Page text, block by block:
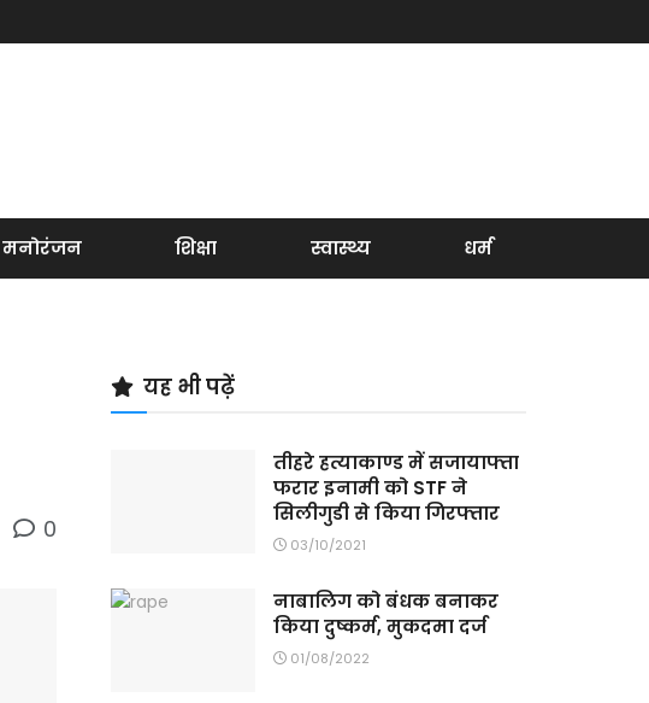
मनोरंजन शिक्षा स्वास्थ्य धर्म
0
यह भी पढ़ें
तीहरे हत्याकाण्ड में सजायाफ्ता
फरार इनामी को STF ने
सिलीगुडी से किया गिरफ्तार
03/10/2021
नाबालिग को बंधक बनाकर
किया दुष्कर्म, मुकदमा दर्ज
01/08/2022